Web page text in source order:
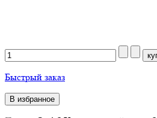
Быстрый заказ
В избранное